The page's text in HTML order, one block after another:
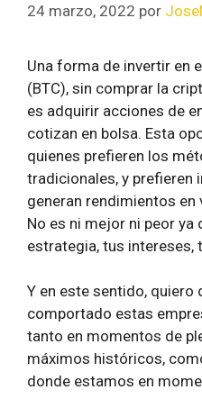
24 marzo, 2022 por
Una forma de invertir en
(BTC), sin comprar la
es adquirir acciones de
cotizan en bolsa. Esta
quienes prefieren los
tradicionales, y prefieren
generan rendimientos
No es ni mejor ni peor ya
estrategia, tus intereses,
Y en este sentido, quiero
comportado estas
tanto en momentos de
máximos históricos,
donde estamos en